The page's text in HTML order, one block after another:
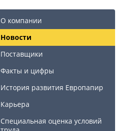
О компании
Новости
Поставщики
Факты и цифры
История развития Европапир
Карьера
Специальная оценка условий